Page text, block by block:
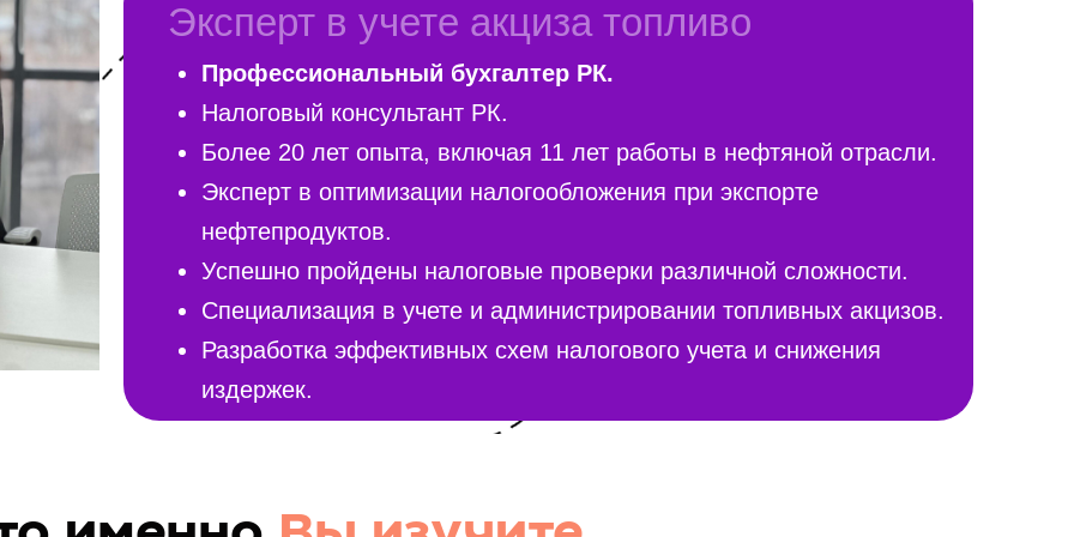
Профессиональный бухгалтер РК.
Налоговый консультант РК.
Более 20 лет опыта, включая 11 лет работы в нефтяной отрасли.
Эксперт в оптимизации налогообложения при экспорте
нефтепродуктов.
Успешно пройдены налоговые проверки различной сложности.
Специализация в учете и администрировании топливных акцизов.
Разработка эффективных схем налогового учета и снижения
издержек.
Эксперт в учете акциза топливо